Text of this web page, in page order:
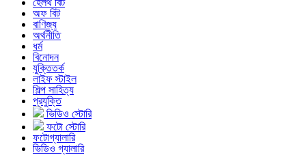
হেলথ বিট
অফ বিট
বাণিজ্য
অর্থনীতি
ধর্ম
বিনোদন
যুক্তিতর্ক
লাইফ স্টাইল
শিল্প সাহিত্য
প্রযুক্তি
ভিডিও স্টোরি
ফটো স্টোরি
ফটোগ্যালারি
ভিডিও গ্যালারি